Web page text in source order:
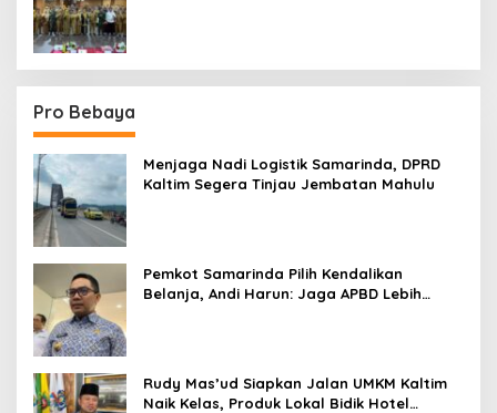
Pro Bebaya
Menjaga Nadi Logistik Samarinda, DPRD
Kaltim Segera Tinjau Jembatan Mahulu
Pemkot Samarinda Pilih Kendalikan
Belanja, Andi Harun: Jaga APBD Lebih
Rudy Mas’ud Siapkan Jalan UMKM Kaltim
Naik Kelas, Produk Lokal Bidik Hotel